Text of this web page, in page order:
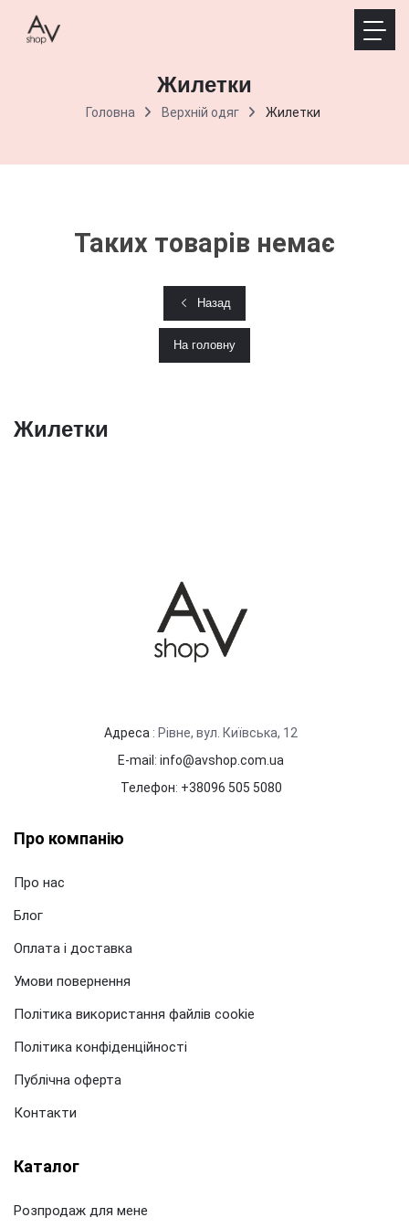
Жилетки
Головна Верхній одяг Жилетки
Таких товарів немає
Назад
На головну
Жилетки
Адреса : Рівне, вул. Київська, 12
E-mail : info@avshop.com.ua
Телефон: +38096 505 5080
Про компанію
Про нас
Блог
Оплата і доставка
Умови повернення
Політика використання файлів cookie
Політика конфіденційності
Публічна оферта
Контакти
Каталог
Розпродаж для мене